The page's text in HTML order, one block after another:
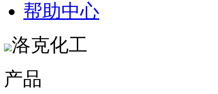
帮助中心
洛克化工
产品